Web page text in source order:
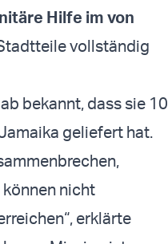
Hilfe im von
vollständig
bekannt, dass sie 10
geliefert hat.
nicht
erklärte